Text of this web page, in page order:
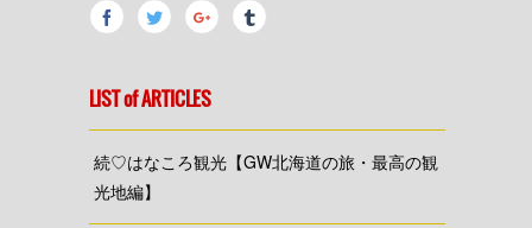
LIST of ARTICLES
続♡はなころ観光【GW北海道の旅・最高の観
光地編】